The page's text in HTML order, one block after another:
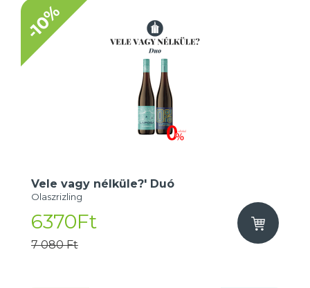
-10%
Vele vagy nélküle?' Duó
Olaszrizling
6370Ft
7 080 Ft